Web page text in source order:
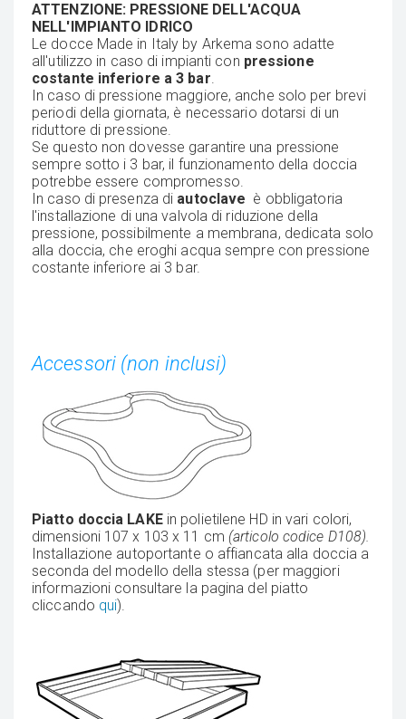
ATTENZIONE: PRESSIONE DELL'ACQUA
NELL'IMPIANTO IDRICO
Le docce Made in Italy by Arkema sono adatte
all'utilizzo in caso di impianti con pressione
costante inferiore a 3 bar.
In caso di pressione maggiore, anche solo per brevi
periodi della giornata, è necessario dotarsi di un
riduttore di pressione.
Se questo non dovesse garantire una pressione
sempre sotto i 3 bar, il funzionamento della doccia
potrebbe essere compromesso.
In caso di presenza di autoclave è obbligatoria
l'installazione di una valvola di riduzione della
pressione, possibilmente a membrana, dedicata solo
alla doccia, che eroghi acqua sempre con pressione
costante inferiore ai 3 bar.
Accessori (non inclusi)
Piatto doccia LAKE in polietilene HD in vari colori,
dimensioni 107 x 103 x 11 cm (articolo codice D108).
Installazione autoportante o affiancata alla doccia a
seconda del modello della stessa (per maggiori
informazioni consultare la pagina del piatto
cliccando qui).